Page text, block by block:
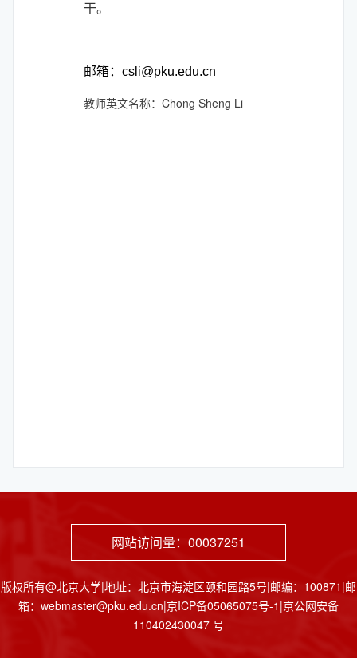
干。
邮箱：csli@pku.edu.cn
教师英文名称：Chong Sheng Li
网站访问量： 00037251
版权所有@北京大学|地址：北京市海淀区颐和园路5号|邮编：100871|邮
箱：webmaster@pku.edu.cn|京ICP备05065075号-1|京公网安备
110402430047 号